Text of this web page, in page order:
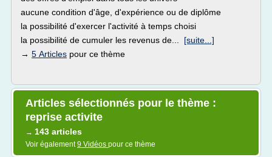
aucune condition d'âge, d'expérience ou de diplôme
la possibilité d'exercer l'activité à temps choisi
la possibilité de cumuler les revenus de... [suite...]
→ 5 Articles pour ce thème
Articles sélectionnés pour le thème :
reprise activite
→ 143 articles
Voir également9 Vidéos pour ce thème